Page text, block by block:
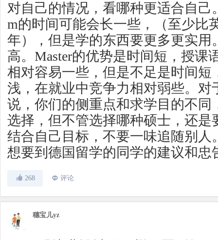
对自己的情况，看哪种更适合自己
m的时间可能会长一些，（至少比
年），但是学的东西要更多更实用
高。Master的优势是时间短，授课
相对容易一些，但是不足是时间短
浅，在就业中竞争力相对弱些。对
说，你们的侧重点和求学目的不同
选择，但不管选择哪种硕士，还是
结合自己目标，不要一味追随别人
想要到德国留学的同学的建议和忠
268 评论
穗宝儿yz